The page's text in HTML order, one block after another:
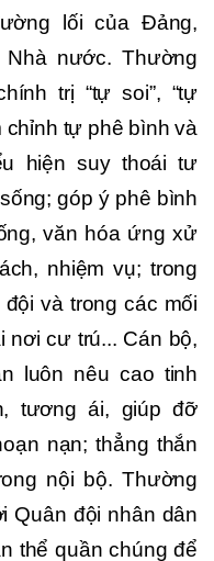
lối của Đảng,
nước. Thường
trị “tự soi”, “tự
chỉnh tự phê bình và
hiện suy thoái tư
góp ý phê bình
văn hóa ứng xử
nhiệm vụ; trong
và trong các mối
nơi cư trú... Cán bộ,
luôn nêu cao tinh
tương ái, giúp đỡ
nạn; thẳng thắn
nội bộ. Thường
Quân đội nhân dân
thể quần chúng để